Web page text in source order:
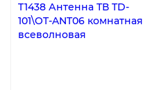
T1438 Антенна ТВ TD-
101\OT-ANT06 комнатная
всеволновая